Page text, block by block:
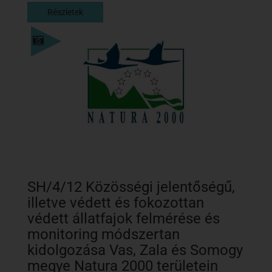
Részletek
Részletek
SH/4/12 Közösségi jelentőségű,
illetve védett és fokozottan
védett állatfajok felmérése és
monitoring módszertan
kidolgozása Vas, Zala és Somogy
megye Natura 2000 területein